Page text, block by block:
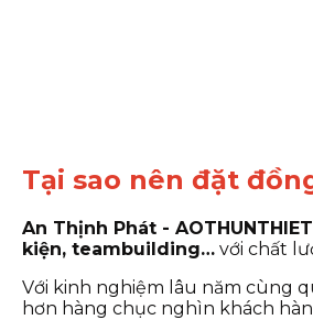
Tại sao nên đặt
An Thịnh Phát -
kiện, teambuilding… với chất
Với kinh nghiệm lâu năm cùng
hơn hàng chục nghìn khách